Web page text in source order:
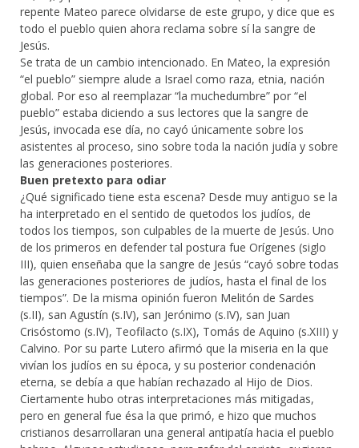
repente Mateo parece olvidarse de este grupo, y dice que es
todo el pueblo quien ahora reclama sobre sí la sangre de
Jesús.
Se trata de un cambio intencionado. En Mateo, la expresión
“el pueblo” siempre alude a Israel como raza, etnia, nación
global. Por eso al reemplazar “la muchedumbre” por “el
pueblo” estaba diciendo a sus lectores que la sangre de
Jesús, invocada ese día, no cayó únicamente sobre los
asistentes al proceso, sino sobre toda la nación judía y sobre
las generaciones posteriores.
Buen pretexto para odiar
¿Qué significado tiene esta escena? Desde muy antiguo se la
ha interpretado en el sentido de quetodos los judíos, de
todos los tiempos, son culpables de la muerte de Jesús. Uno
de los primeros en defender tal postura fue Orígenes (siglo
III), quien enseñaba que la sangre de Jesús “cayó sobre todas
las generaciones posteriores de judíos, hasta el final de los
tiempos”. De la misma opinión fueron Melitón de Sardes
(s.II), san Agustín (s.IV), san Jerónimo (s.IV), san Juan
Crisóstomo (s.IV), Teofilacto (s.IX), Tomás de Aquino (s.XIII) y
Calvino. Por su parte Lutero afirmó que la miseria en la que
vivían los judíos en su época, y su posterior condenación
eterna, se debía a que habían rechazado al Hijo de Dios.
Ciertamente hubo otras interpretaciones más mitigadas,
pero en general fue ésa la que primó, e hizo que muchos
cristianos desarrollaran una general antipatía hacia el pueblo